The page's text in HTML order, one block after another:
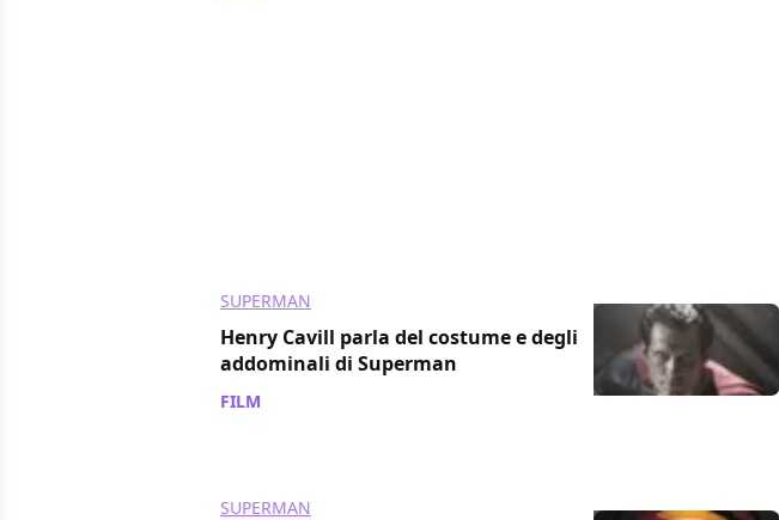
SUPERMAN
Henry Cavill parla del costume e degli
addominali di Superman
FILM
SUPERMAN